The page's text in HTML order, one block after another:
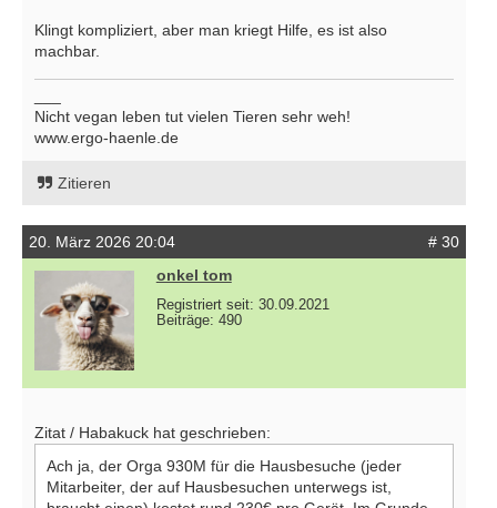
Klingt kompliziert, aber man kriegt Hilfe, es ist also
machbar.
Nicht vegan leben tut vielen Tieren sehr weh!
www.ergo-haenle.de
Zitieren
20. März 2026 20:04
# 30
onkel tom
Registriert seit: 30.09.2021
Beiträge: 490
Zitat / Habakuck hat geschrieben:
Ach ja, der Orga 930M für die Hausbesuche (jeder
Mitarbeiter, der auf Hausbesuchen unterwegs ist,